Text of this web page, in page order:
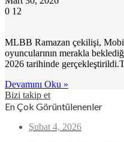
0 12
MLBB Ramazan çekilişi,
oyuncularının merakla
2026 tarihinde
Devamını Oku »
Bizi takip et
En Çok Görüntülenenler
Şubat 4, 2026